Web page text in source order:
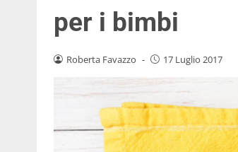
per i bimbi
Roberta Favazzo - 17 Luglio 2017